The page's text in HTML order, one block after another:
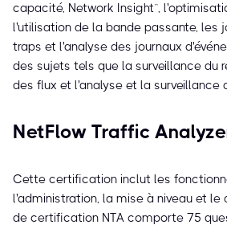
capacité, Network Insight™,
l'utilisation de la bande passante, les
traps et l'analyse des journaux
des sujets tels que la surveillance du
des flux et l'analyse et la surveillance
NetFlow Traffic
Cette certification inclut les
l'administration, la mise à niveau et le
de certification NTA comporte 75